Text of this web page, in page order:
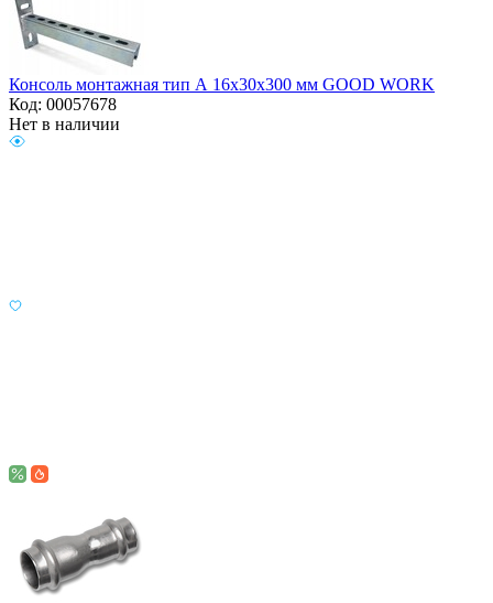
Консоль монтажная тип А 16х30х300 мм GOOD WORK
Код: 00057678
Нет в наличии